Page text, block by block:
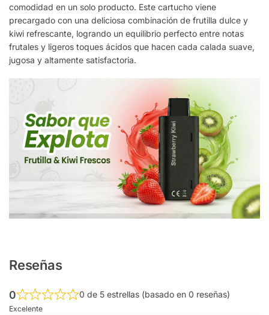
comodidad en un solo producto. Este cartucho viene
precargado con una deliciosa combinación de frutilla dulce y
kiwi refrescante, logrando un equilibrio perfecto entre notas
frutales y ligeros toques ácidos que hacen cada calada suave,
jugosa y altamente satisfactoria.
Reseñas
0 0 de 5 estrellas (basado en 0 reseñas)
Excelente